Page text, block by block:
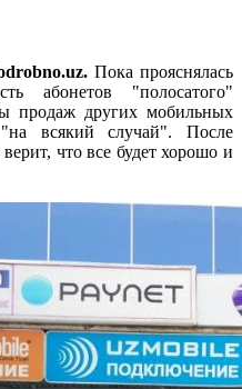
Пока прояснялась
абонетов "полосатого"
продаж других мобильных
всякий случай". После
что все будет хорошо и